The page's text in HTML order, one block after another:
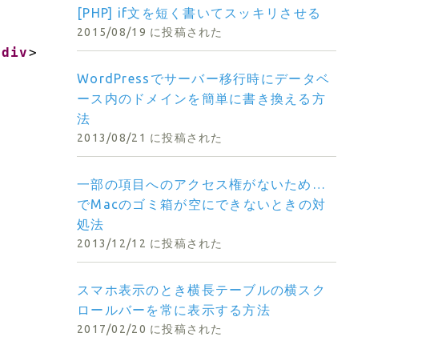
div>
[PHP] if文を短く書いてスッキリさせる
2015/08/19 に投稿された
WordPressでサーバー移行時にデータベ
ース内のドメインを簡単に書き換える方
法
2013/08/21 に投稿された
一部の項目へのアクセス権がないため…
でMacのゴミ箱が空にできないときの対
処法
2013/12/12 に投稿された
スマホ表示のとき横長テーブルの横スク
ロールバーを常に表示する方法
2017/02/20 に投稿された